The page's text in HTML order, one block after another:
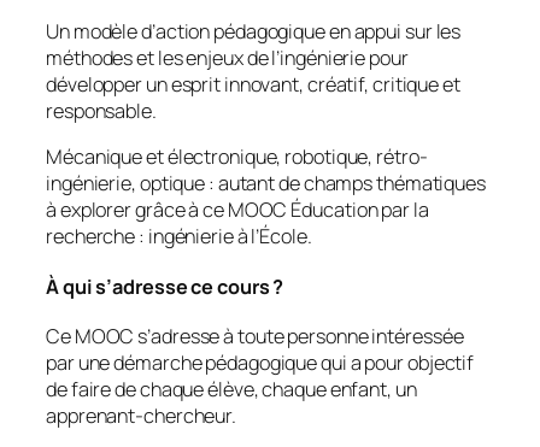
Un modèle d’action pédagogique en appui sur les
méthodes et les enjeux de l’ingénierie pour
développer un esprit innovant, créatif, critique et
responsable.
Mécanique et électronique, robotique, rétro-
ingénierie, optique : autant de champs thématiques
à explorer grâce à ce MOOC Éducation par la
recherche : ingénierie à l’École.
À qui s’adresse ce cours ?
Ce MOOC s’adresse à toute personne intéressée
par une démarche pédagogique qui a pour objectif
de faire de chaque élève, chaque enfant, un
apprenant-chercheur.